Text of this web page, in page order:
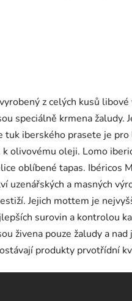
z celých kusů
speciálně krmena
tuk iberského prasete je
k olivovému oleji. Lomo
oblíbené tapas. Ibéricos
uzenářských a masných
Jejich mottem je
surovin a kontrolou
živena pouze žaludy a
produkty prvotřídní